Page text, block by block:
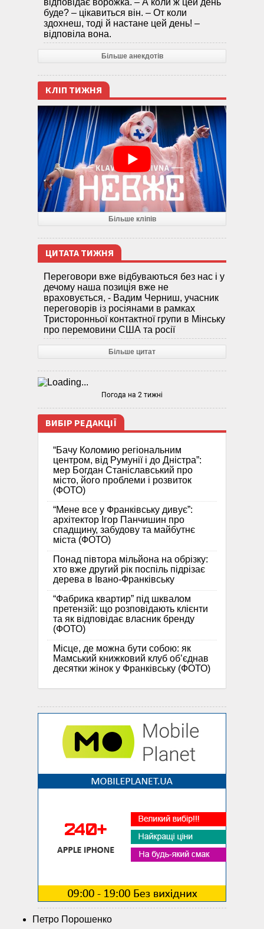
відповідає ворожка. – А коли ж цей день
буде? – цікавиться він. – От коли
здохнеш, тоді й настане цей день! –
відповіла вона.
Більше анекдотів
КЛІП ТИЖНЯ
Більше кліпів
ЦИТАТА ТИЖНЯ
Переговори вже відбуваються без нас і у
дечому наша позиція вже не
враховується, - Вадим Черниш, учасник
переговорів із росіянами в рамках
Тристоронньої контактної групи в Мінську
про перемовини США та росії
Більше цитат
Погода на 2 тижні
ВИБІР РЕДАКЦІЇ
“Бачу Коломию регіональним
центром, від Румунії і до Дністра”:
мер Богдан Станіславський про
місто, його проблеми і розвиток
(ФОТО)
“Мене все у Франківську дивує”:
архітектор Ігор Панчишин про
спадщину, забудову та майбутнє
міста (ФОТО)
Понад півтора мільйона на обрізку:
хто вже другий рік поспіль підрізає
дерева в Івано-Франківську
“Фабрика квартир” під шквалом
претензій: що розповідають клієнти
та як відповідає власник бренду
(ФОТО)
Місце, де можна бути собою: як
Мамський книжковий клуб об’єднав
десятки жінок у Франківську (ФОТО)
Петро Порошенко